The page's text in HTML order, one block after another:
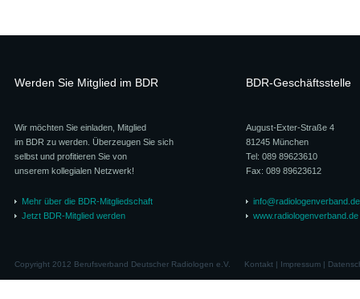
Werden Sie Mitglied im BDR
Wir möchten Sie einladen, Mitglied
im BDR zu werden. Überzeugen Sie sich
selbst und profitieren Sie von
unserem kollegialen Netzwerk!
Mehr über die BDR-Mitgliedschaft
Jetzt BDR-Mitglied werden
BDR-Geschäftsstelle
August-Exter-Straße 4
81245 München
Tel: 089 89623610
Fax: 089 89623612
info@radiologenverband.de
www.radiologenverband.de
Copyright 2012 Berufsverband Deutscher Radiologen e.V. Kontakt| Impressum|